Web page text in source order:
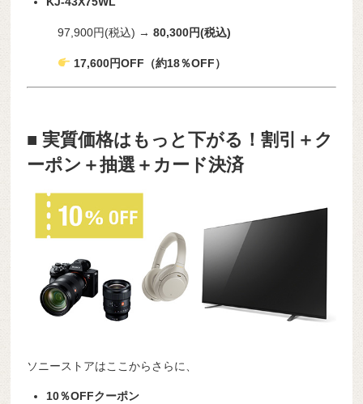
97,900円(税込) →80,300円(税込)
17,600円OFF（約18％OFF）
■ 実質価格はもっと下がる！割引＋ク
ーポン＋抽選＋カード決済
ソニーストアはここからさらに、
10％OFFクーポン